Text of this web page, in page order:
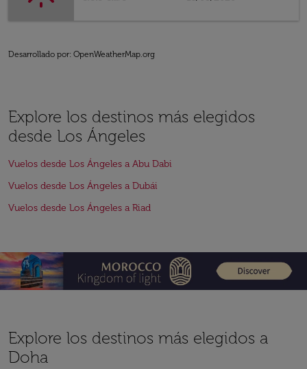
Desarrollado por: OpenWeatherMap.org
Explore los destinos más elegidos
desde Los Ángeles
Vuelos desde Los Ángeles a Abu Dabi
Vuelos desde Los Ángeles a Dubái
Vuelos desde Los Ángeles a Riad
Explore los destinos más elegidos a
Doha